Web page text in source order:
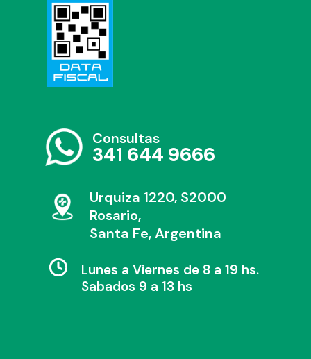
Consultas
341 644 9666
Urquiza 1220, S2000
Rosario,
Santa Fe, Argentina
Lunes a Viernes de 8 a 19 hs.
Sabados 9 a 13 hs